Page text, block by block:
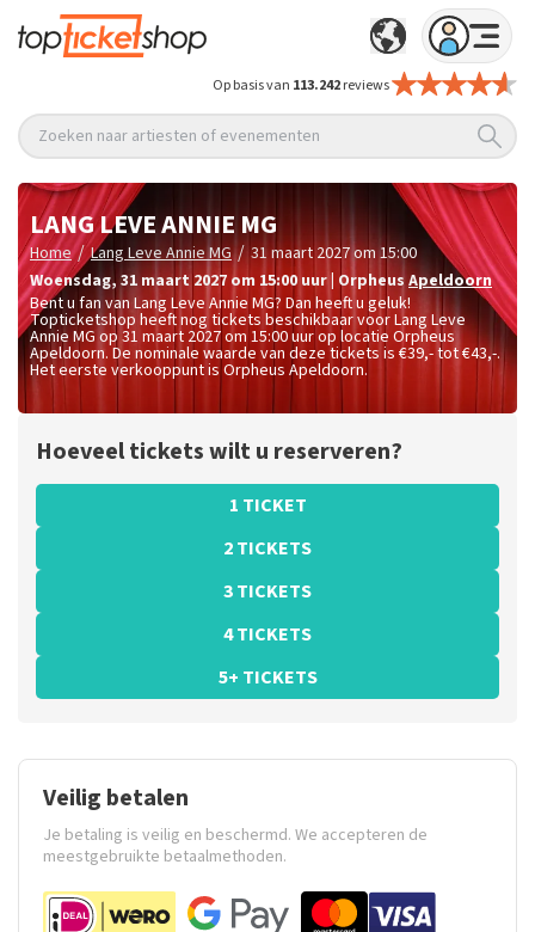
Op basis van 113.242reviews
Zoeken naar artiesten of evenementen
LANG LEVE ANNIE MG
Home / Lang Leve Annie MG / 31 maart 2027 om 15:00
woensdag, 31 maart 2027 om 15:00 uur Orpheus Apeldoorn
Bent u fan van Lang Leve Annie MG? Dan heeft u geluk!
Topticketshop heeft nog tickets beschikbaar voor Lang Leve
Annie MG op 31 maart 2027 om 15:00 uur op locatie Orpheus
Apeldoorn. De nominale waarde van deze tickets is €39,- tot €43,-.
Het eerste verkooppunt is Orpheus Apeldoorn.
Hoeveel tickets wilt u reserveren?
1 TICKET
2 TICKETS
3 TICKETS
4 TICKETS
5+ TICKETS
Veilig betalen
Je betaling is veilig en beschermd. We accepteren de
meestgebruikte betaalmethoden.